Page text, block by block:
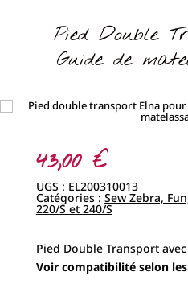
Pied Double
Guide de
43,00 €
UGS : EL200310013
Catégories : Sew Zebra,
220/S et 240/S
Pied Double Transport
Voir compatibilité selon